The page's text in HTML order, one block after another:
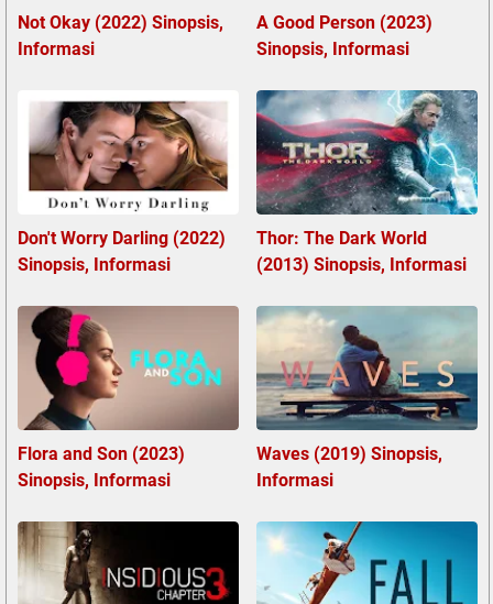
Not Okay (2022) Sinopsis,
Informasi
A Good Person (2023)
Sinopsis, Informasi
Don't Worry Darling (2022)
Sinopsis, Informasi
Thor: The Dark World
(2013) Sinopsis, Informasi
Flora and Son (2023)
Sinopsis, Informasi
Waves (2019) Sinopsis,
Informasi